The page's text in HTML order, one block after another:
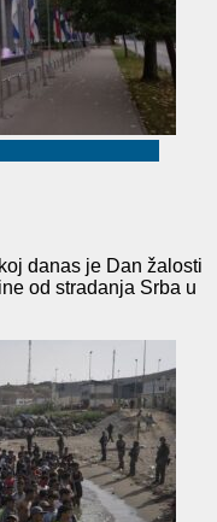
danas je Dan žalosti
od stradanja Srba u